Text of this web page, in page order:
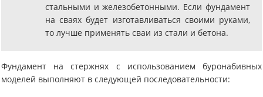
стальными и железобетонными. Если фундамент
на сваях будет изготавливаться своими руками,
то лучше применять сваи из стали и бетона.
Фундамент на стержнях с использованием буронабивных
моделей выполняют в следующей последовательности: